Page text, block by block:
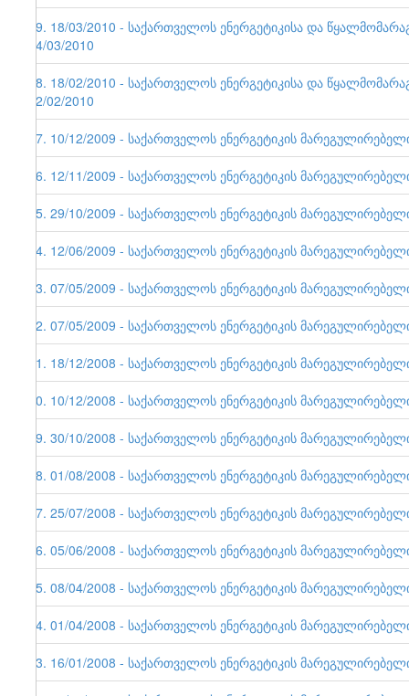
39. 18/03/2010 - საქართველოს ენერგეტიკისა და
24/03/2010
38. 18/02/2010 - საქართველოს ენერგეტიკისა და
22/02/2010
37. 10/12/2009 - საქართველოს ენერგეტიკის
36. 12/11/2009 - საქართველოს ენერგეტიკის
35. 29/10/2009 - საქართველოს ენერგეტიკის
34. 12/06/2009 - საქართველოს ენერგეტიკის
33. 07/05/2009 - საქართველოს ენერგეტიკის
32. 07/05/2009 - საქართველოს ენერგეტიკის
31. 18/12/2008 - საქართველოს ენერგეტიკის
30. 10/12/2008 - საქართველოს ენერგეტიკის
29. 30/10/2008 - საქართველოს ენერგეტიკის
28. 01/08/2008 - საქართველოს ენერგეტიკის
27. 25/07/2008 - საქართველოს ენერგეტიკის
26. 05/06/2008 - საქართველოს ენერგეტიკის
25. 08/04/2008 - საქართველოს ენერგეტიკის
24. 01/04/2008 - საქართველოს ენერგეტიკის
23. 16/01/2008 - საქართველოს ენერგეტიკის